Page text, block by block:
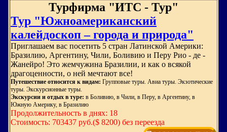
Турфирма "ИТС - Тур"
Тур "Южноамериканский
калейдоскоп – города и природа"
Приглашаем вас посетить 5 стран Латинской Америки:
Бразилию, Аргентину, Чили, Боливию и Перу Рио - де -
Жанейро! Это жемчужина Бразилии, и как о всякой
драгоценности, о ней мечтают все!
Путешествие относится к видам: Групповые туры. Авиа туры. Экзотические
туры. Экскурсионные туры.
Экскурсии и отдых в туре: в Боливию, в Чили, в Перу, в Аргентину, в
Южную Америку, в Бразилию
Продолжительность в днях: 18
Стоимость: 703437 руб.($ 8200) без переезда